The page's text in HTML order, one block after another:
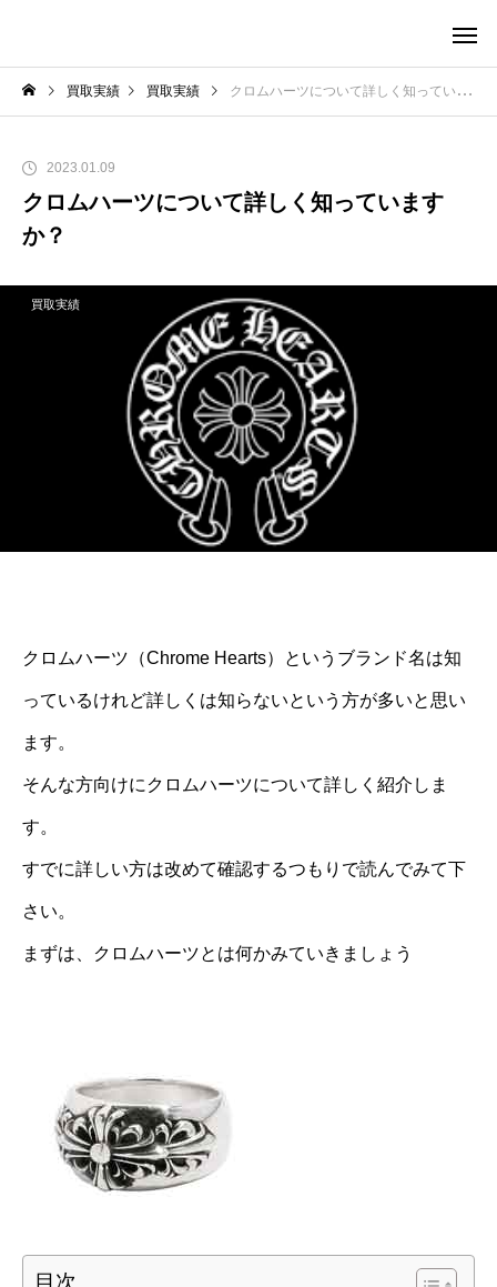
買取実績 買取実績 クロムハーツについて詳しく知っていますか？
2023.01.09
クロムハーツについて詳しく知っています
か？
買取実績
クロムハーツ（Chrome Hearts）というブランド名は知
っているけれど詳しくは知らないという方が多いと思い
ます。
そんな方向けにクロムハーツについて詳しく紹介しま
す。
すでに詳しい方は改めて確認するつもりで読んでみて下
さい。
まずは、クロムハーツとは何かみていきましょう
目次